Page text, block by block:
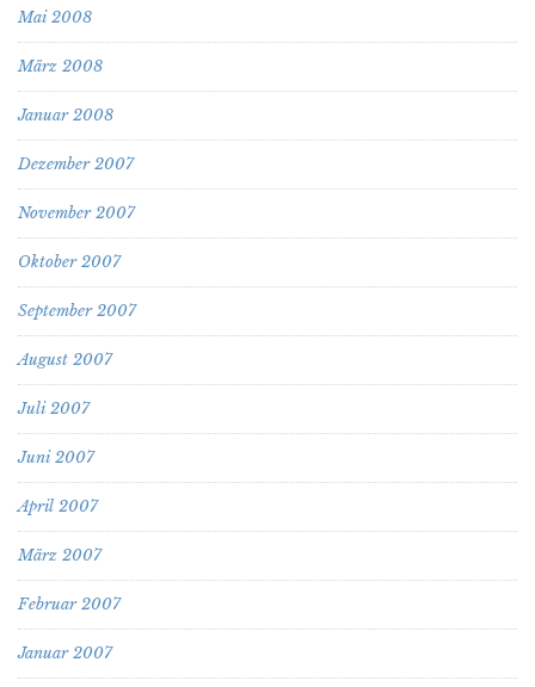
Mai 2008
März 2008
Januar 2008
Dezember 2007
November 2007
Oktober 2007
September 2007
August 2007
Juli 2007
Juni 2007
April 2007
März 2007
Februar 2007
Januar 2007